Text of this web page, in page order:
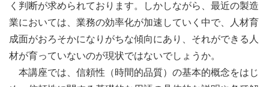
く判断が求められております。しかしながら、最近の製造
業においては、業務の効率化が加速していく中で、人材育
成面がおろそかになりがちな傾向にあり、それができる人
材が育っていないのが現状ではないでしょうか。
本講座では、信頼性（時間的品質）の基本的概念をはじ